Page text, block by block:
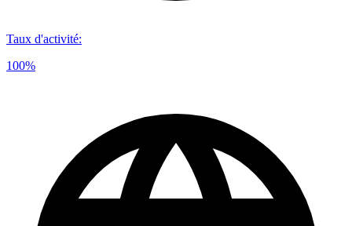
Taux d'activité:
100%